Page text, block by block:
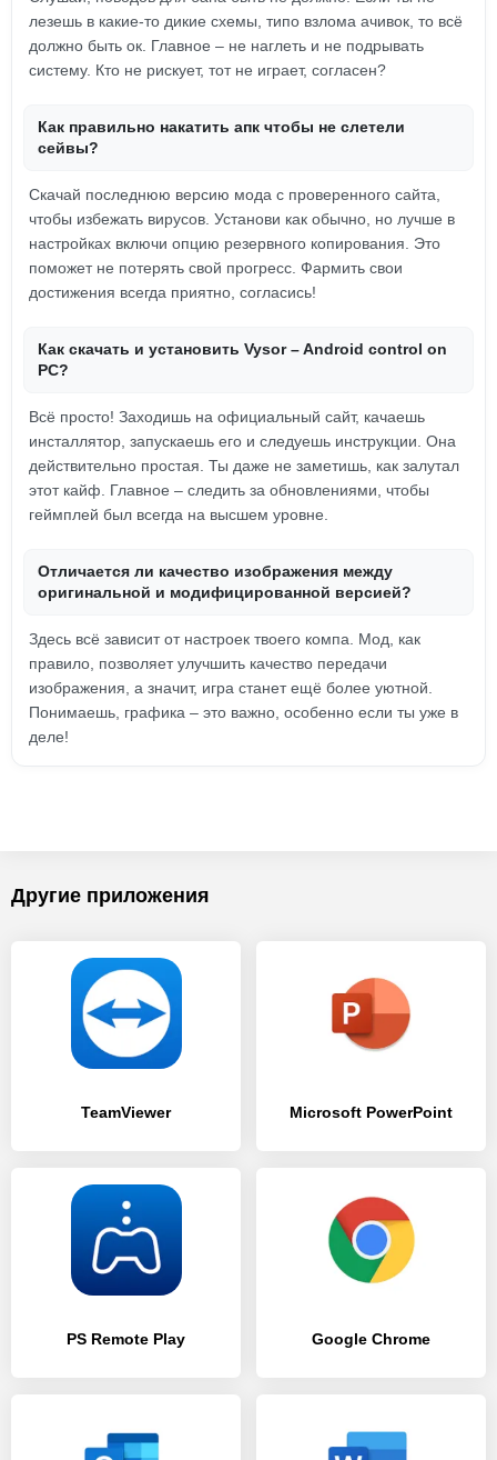
лезешь в какие-то дикие схемы, типо взлома ачивок, то всё
должно быть ок. Главное – не наглеть и не подрывать
систему. Кто не рискует, тот не играет, согласен?
Как правильно накатить апк чтобы не слетели
сейвы?
Скачай последнюю версию мода с проверенного сайта,
чтобы избежать вирусов. Установи как обычно, но лучше в
настройках включи опцию резервного копирования. Это
поможет не потерять свой прогресс. Фармить свои
достижения всегда приятно, согласись!
Как скачать и установить Vysor – Android control on
PC?
Всё просто! Заходишь на официальный сайт, качаешь
инсталлятор, запускаешь его и следуешь инструкции. Она
действительно простая. Ты даже не заметишь, как залутал
этот кайф. Главное – следить за обновлениями, чтобы
геймплей был всегда на высшем уровне.
Отличается ли качество изображения между
оригинальной и модифицированной версией?
Здесь всё зависит от настроек твоего компа. Мод, как
правило, позволяет улучшить качество передачи
изображения, а значит, игра станет ещё более уютной.
Понимаешь, графика – это важно, особенно если ты уже в
деле!
Другие приложения
TeamViewer Microsoft PowerPoint
PS Remote Play Google Chrome